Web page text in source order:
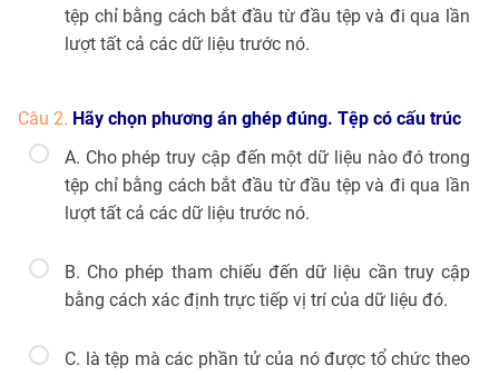
tệp chỉ bằng cách bắt đầu từ đầu tệp và đi qua lần
lượt tất cả các dữ liệu trước nó.
Câu 2. Hãy chọn phương án ghép đúng. Tệp có cấu trúc
A. Cho phép truy cập đến một dữ liệu nào đó trong
tệp chỉ bằng cách bắt đầu từ đầu tệp và đi qua lần
lượt tất cả các dữ liệu trước nó.
B. Cho phép tham chiếu đến dữ liệu cần truy cập
bằng cách xác định trực tiếp vị trí của dữ liệu đó.
C. là tệp mà các phần tử của nó được tổ chức theo